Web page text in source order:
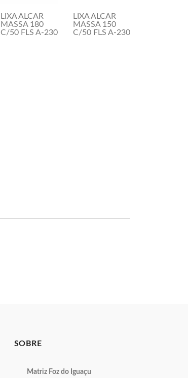
LIXA ALCAR
MASSA 180
C/50 FLS A-230
LIXA ALCAR
MASSA 150
C/50 FLS A-230
SOBRE
Matriz Foz do Iguaçu